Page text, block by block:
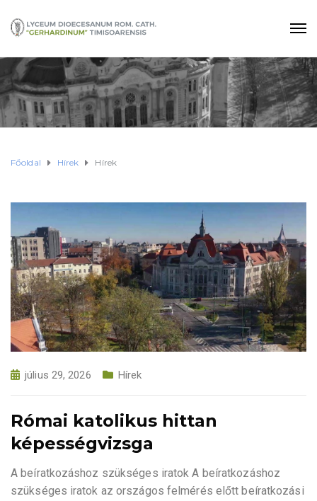
Főoldal Hírek Hírek
július 29, 2026 Hírek
Római katolikus hittan
képességvizsga
A beíratkozáshoz szükséges iratok A beíratkozáshoz
szükséges iratok az országos felmérés előtt beíratkozási